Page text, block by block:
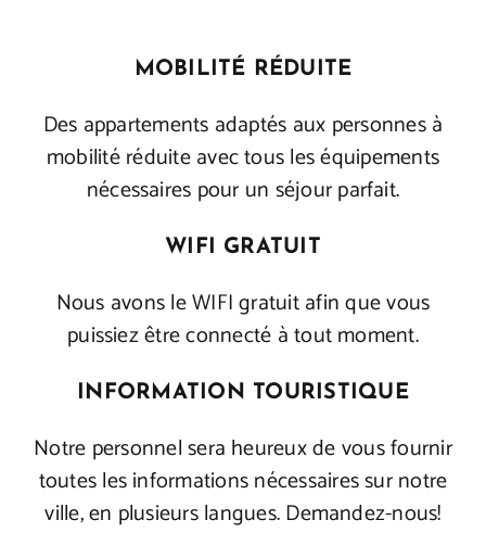
MOBILITÉ RÉDUITE
Des appartements adaptés aux personnes à
mobilité réduite avec tous les équipements
nécessaires pour un séjour parfait.
WIFI GRATUIT
Nous avons le WIFI gratuit afin que vous
puissiez être connecté à tout moment.
INFORMATION TOURISTIQUE
Notre personnel sera heureux de vous fournir
toutes les informations nécessaires sur notre
ville, en plusieurs langues. Demandez-nous!